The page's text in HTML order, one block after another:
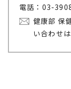
電話：03-
健康部 保
い合わせ